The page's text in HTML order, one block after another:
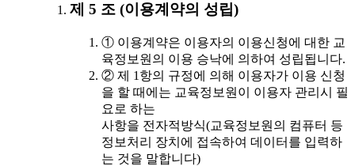
제 5 조 (이용계약의 성립)
① 이용계약은 이용자의 이용신청에 대한 교
육정보원의 이용 승낙에 의하여 성립됩니다.
② 제 1항의 규정에 의해 이용자가 이용 신청
을 할 때에는 교육정보원이 이용자 관리시 필
요로 하는
사항을 전자적방식(교육정보원의 컴퓨터 등
정보처리 장치에 접속하여 데이터를 입력하
는 것을 말합니다)